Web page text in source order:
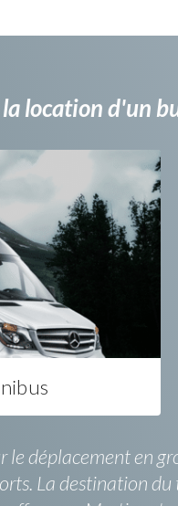
location d'un
déplacement en
La destination